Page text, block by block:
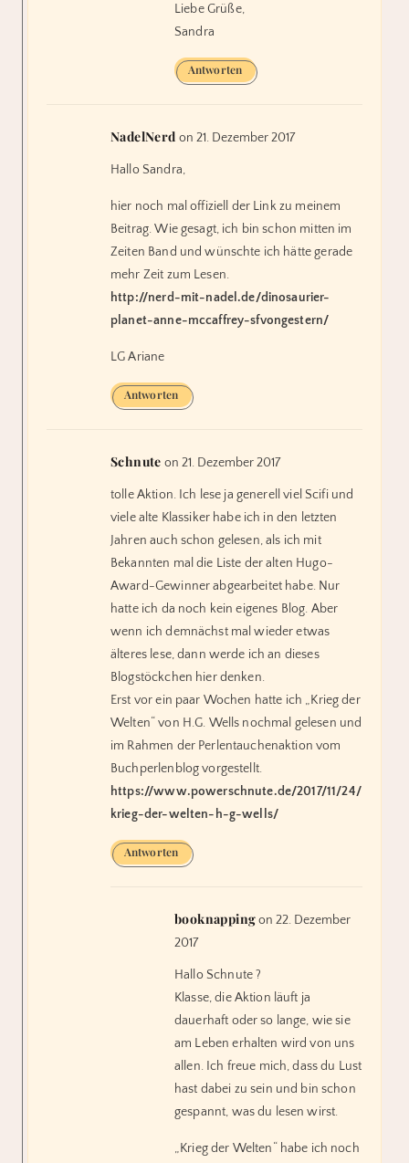
Liebe Grüße,
Sandra
Antworten
NadelNerd on 21. Dezember 2017
Hallo Sandra,
hier noch mal offiziell der Link zu meinem
Beitrag. Wie gesagt, ich bin schon mitten im
Zeiten Band und wünschte ich hätte gerade
mehr Zeit zum Lesen.
http://nerd-mit-nadel.de/dinosaurier-
planet-anne-mccaffrey-sfvongestern/
LG Ariane
Antworten
Schnute on 21. Dezember 2017
tolle Aktion. Ich lese ja generell viel Scifi und
viele alte Klassiker habe ich in den letzten
Jahren auch schon gelesen, als ich mit
Bekannten mal die Liste der alten Hugo-
Award-Gewinner abgearbeitet habe. Nur
hatte ich da noch kein eigenes Blog. Aber
wenn ich demnächst mal wieder etwas
älteres lese, dann werde ich an dieses
Blogstöckchen hier denken.
Erst vor ein paar Wochen hatte ich „Krieg der
Welten“ von H.G. Wells nochmal gelesen und
im Rahmen der Perlentauchenaktion vom
Buchperlenblog vorgestellt.
https://www.powerschnute.de/2017/11/24/
krieg-der-welten-h-g-wells/
Antworten
booknapping on 22. Dezember
2017
Hallo Schnute ?
Klasse, die Aktion läuft ja
dauerhaft oder so lange, wie sie
am Leben erhalten wird von uns
allen. Ich freue mich, dass du Lust
hast dabei zu sein und bin schon
gespannt, was du lesen wirst.
„Krieg der Welten“ habe ich noch